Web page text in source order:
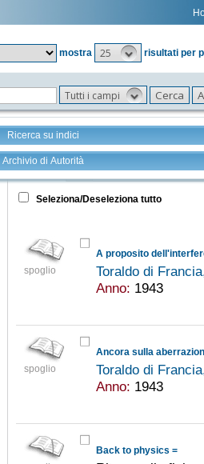
mostra
25 risultati per
Tutti i campi
Ricerca su indici
Archivio di Autorità
Tutto +
Seleziona/Deseleziona tutto
spoglio
A proposito
Toraldo di
Anno: 1943
spoglio
Ancora sulla
Toraldo di
Anno: 1943
Back to physics =